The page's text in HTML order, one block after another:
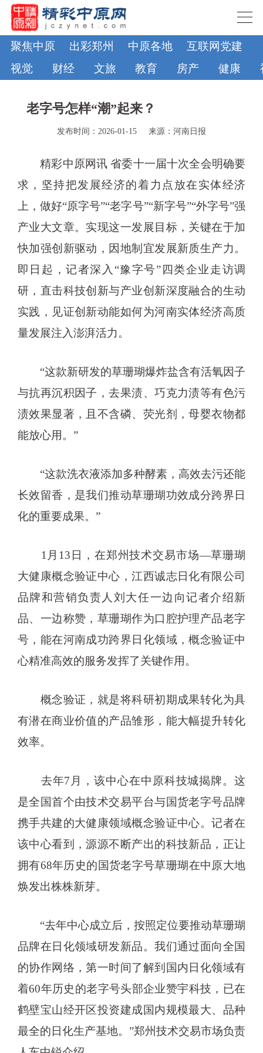
聚焦中原 出彩郑州 中原各地 互联网党建
视觉
财经 文旅 教育 房产 健康
老字号怎样“潮”起来？
发布时间：2026-01-15 来源：河南日报
精彩中原网讯 省委十一届十次全会明确要
求，坚持把发展经济的着力点放在实体经济
上，做好“原字号”“老字号”“新字号”“外字号”强
产业大文章。实现这一发展目标，关键在于加
快加强创新驱动，因地制宜发展新质生产力。
即日起，记者深入“豫字号”四类企业走访调
研，直击科技创新与产业创新深度融合的生动
实践，见证创新动能如何为河南实体经济高质
量发展注入澎湃活力。
“这款新研发的草珊瑚爆炸盐含有活氧因子
与抗再沉积因子，去果渍、巧克力渍等有色污
渍效果显著，且不含磷、荧光剂，母婴衣物都
能放心用。”
“这款洗衣液添加多种酵素，高效去污还能
长效留香，是我们推动草珊瑚功效成分跨界日
化的重要成果。”
1月13日，在郑州技术交易市场—草珊瑚
大健康概念验证中心，江西诚志日化有限公司
品牌和营销负责人刘大任一边向记者介绍新
品、一边称赞，草珊瑚作为口腔护理产品老字
号，能在河南成功跨界日化领域，概念验证中
心精准高效的服务发挥了关键作用。
概念验证，就是将科研初期成果转化为具
有潜在商业价值的产品雏形，能大幅提升转化
效率。
去年7月，该中心在中原科技城揭牌。这
是全国首个由技术交易平台与国货老字号品牌
携手共建的大健康领域概念验证中心。记者在
该中心看到，源源不断产出的科技新品，正让
拥有68年历史的国货老字号草珊瑚在中原大地
焕发出株株新芽。
“去年中心成立后，按照定位要推动草珊瑚
品牌在日化领域研发新品。我们通过面向全国
的协作网络，第一时间了解到国内日化领域有
着60年历史的老字号头部企业赞宇科技，已在
鹤壁宝山经开区投资建成国内规模最大、品种
最全的日化生产基地。”郑州技术交易市场负责